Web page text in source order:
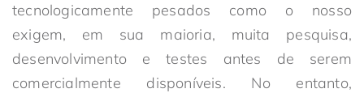
tecnologicamente pesados como o nosso
exigem, em sua maioria, muita pesquisa,
desenvolvimento e testes antes de serem
comercialmente disponíveis. No entanto,